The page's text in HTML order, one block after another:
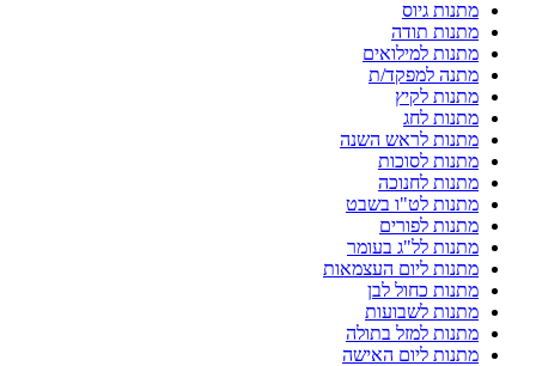
מתנות גיוס
מתנות תודה
מתנות למילואים
מתנה למפקד/ת
מתנות לקיץ
מתנות לחג
מתנות לראש השנה
מתנות לסוכות
מתנות לחנוכה
מתנות לט"ו בשבט
מתנות לפורים
מתנות לל"ג בעומר
מתנות ליום העצמאות
מתנות כחול לבן
מתנות לשבועות
מתנות למזל בתולה
מתנות ליום האישה